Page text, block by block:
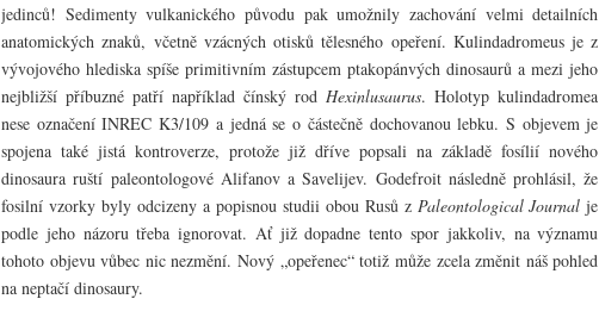
jedinců! Sedimenty vulkanického původu pak umožnily zachování velmi detailních
anatomických znaků, včetně vzácných otisků tělesného opeření. Kulindadromeus je z
vývojového hlediska spíše primitivním zástupcem ptakopánvých dinosaurů a mezi jeho
nejbližší příbuzné patří například čínský rod Hexinlusaurus. Holotyp kulindadromea
nese označení INREC K3/109 a jedná se o částečně dochovanou lebku. S objevem je
spojena také jistá kontroverze, protože již dříve popsali na základě fosílií nového
dinosaura ruští paleontologové Alifanov a Savelijev. Godefroit následně prohlásil, že
fosilní vzorky byly odcizeny a popisnou studii obou Rusů z Paleontological Journal je
podle jeho názoru třeba ignorovat. Ať již dopadne tento spor jakkoliv, na významu
tohoto objevu vůbec nic nezmění. Nový „opeřenec“ totiž může zcela změnit náš pohled
na neptačí dinosaury.